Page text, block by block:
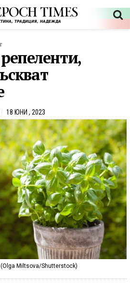
18 ЮНИ , 2023
(Olga Miltsova/Shutterstock)